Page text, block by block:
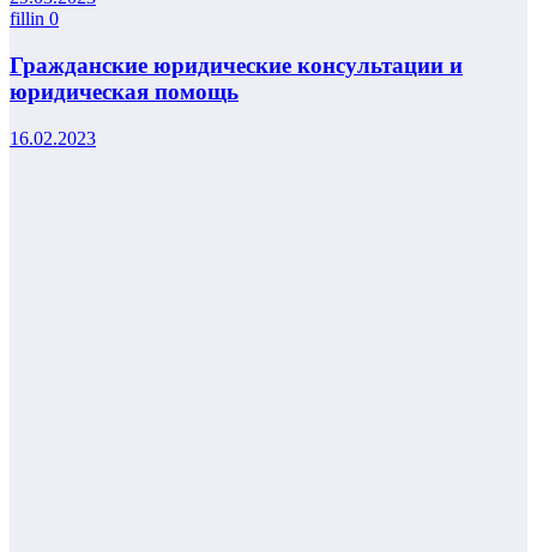
fillin 0
Гражданские юридические консультации и
юридическая помощь
16.02.2023